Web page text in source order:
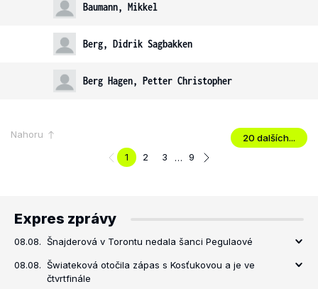
Baumann, Mikkel
Berg, Didrik Sagbakken
Berg Hagen, Petter Christopher
Nahoru
20 dalších...
1
2 3 … 9
Expres zprávy
08.08. Šnajderová v Torontu nedala šanci Pegulaové
08.08. Šwiateková otočila zápas s Kosťukovou a je ve
čtvrtfinále